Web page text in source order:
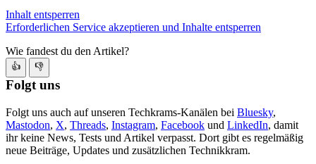
Inhalt entsperren
Erforderlichen Service akzeptieren und Inhalte entsperren
Wie fandest du den Artikel?
👍 👎
Folgt uns
Folgt uns auch auf unseren Techkrams-Kanälen bei Bluesky,
Mastodon, X, Threads, Instagram, Facebook und LinkedIn, damit
ihr keine News, Tests und Artikel verpasst. Dort gibt es regelmäßig
neue Beiträge, Updates und zusätzlichen Technikkram.